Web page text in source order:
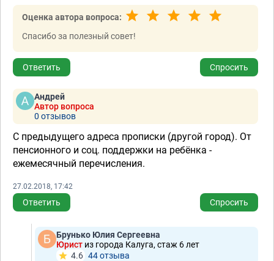
Оценка автора вопроса:
Спасибо за полезный совет!
Ответить Спросить
Андрей
Автор вопроса
0 отзывов
С предыдущего адреса прописки (другой город). От
пенсионного и соц. поддержки на ребёнка -
ежемесячный перечисления.
27.02.2018, 17:42
Ответить Спросить
Брунько Юлия Сергеевна
Юрист из города Калуга, стаж 6 лет
4.6 44 отзывa